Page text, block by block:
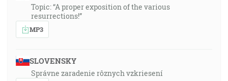
Topic: “A proper exposition of the various
resurrections!”
MP3
SLOVENSKY
Správne zaradenie rôznych vzkriesení